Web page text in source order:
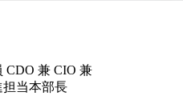
CDO 兼 CIO 兼
担当本部長